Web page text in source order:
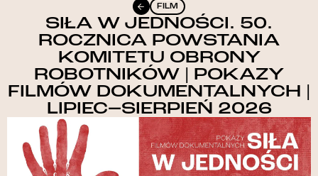
FILM
SIŁA W JEDNOŚCI. 50.
ROCZNICA POWSTANIA
KOMITETU OBRONY
ROBOTNIKÓW | POKAZY
FILMÓW DOKUMENTALNYCH |
LIPIEC–SIERPIEŃ 2026